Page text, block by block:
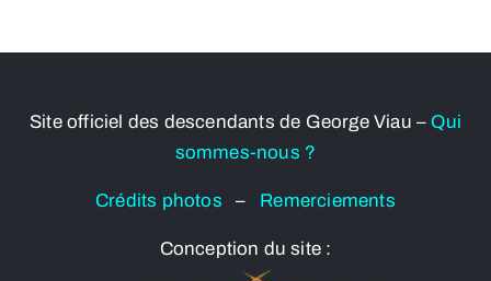
Site officiel des descendants de George Viau – Qui
sommes-nous ?
Crédits photos– Remerciements
Conception du site :